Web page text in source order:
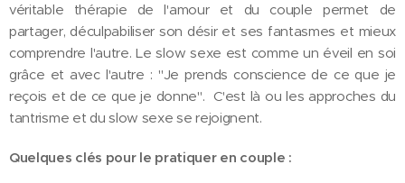
véritable thérapie de l'amour et du couple permet de
partager, déculpabiliser son désir et ses fantasmes et mieux
comprendre l'autre. Le slow sexe est comme un éveil en soi
grâce et avec l'autre : "Je prends conscience de ce que je
reçois et de ce que je donne". C'est là ou les approches du
tantrisme et du slow sexe se rejoignent.
Quelques clés pour le pratiquer en couple :